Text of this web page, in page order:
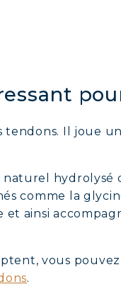
Il joue
hydrolysé
comme la
ainsi
vous
.